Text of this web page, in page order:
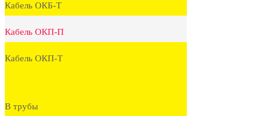
Кабель ОКБ-Т
Кабель ОКП-П
Кабель ОКП-Т
В трубы